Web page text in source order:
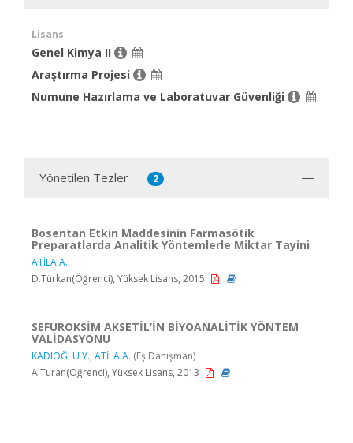
Lisans
Genel Kimya II
Araştırma Projesi
Numune Hazırlama ve Laboratuvar Güvenliği
Yönetilen Tezler 2
Bosentan Etkin Maddesinin Farmasötik
Preparatlarda Analitik Yöntemlerle Miktar Tayini
ATİLA A.
D.Türkan(Öğrenci), Yüksek Lisans, 2015
SEFUROKSİM AKSETİL’İN BİYOANALİTİK YÖNTEM
VALİDASYONU
KADIOĞLU Y., ATİLA A. (Eş Danışman)
A.Turan(Öğrenci), Yüksek Lisans, 2013